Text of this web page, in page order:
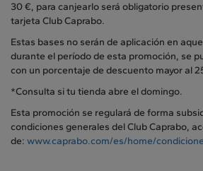
30 €, para canjearlo será obligatorio
tarjeta Club Caprabo.
Estas bases no serán de aplicación en
durante el período de esta promoción, se
con un porcentaje de descuento mayor al
*Consulta si tu tienda abre el domingo.
Esta promoción se regulará de forma
condiciones generales del Club Caprabo,
de: www.caprabo.com/es/home/